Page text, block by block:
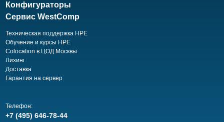
Конфигураторы
Сервис WestComp
Техническая поддержка HPE
Обучение и курсы HPE
Colocation в ЦОД Москвы
Лизинг
Доставка
Гарантия на сервер
Телефон:
+7 (495) 646-78-44